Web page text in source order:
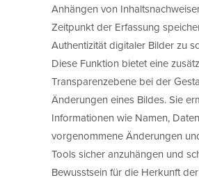
Anhängen von
Zeitpunkt der Erfassung
Authentizität digitaler Bilder zu
Diese Funktion bietet eine
Transparenzebene bei der
Änderungen eines Bildes. Sie
Informationen wie Namen,
vorgenommene Änderungen
Tools sicher anzuhängen und
Bewusstsein für die Herkunft